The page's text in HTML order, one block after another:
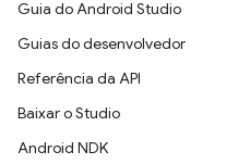
Guia do Android Studio
Guias do desenvolvedor
Referência da API
Baixar o Studio
Android NDK